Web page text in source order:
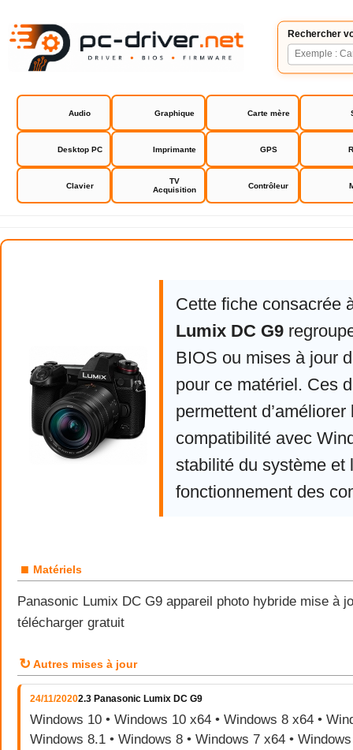
Rechercher
Audio Graphique Carte mère
Desktop PC Imprimante GPS
Clavier
TV
Acquisition
Contrôleur
Panasonic Lumix DC G9
Cette fiche consacrée
Lumix DC G9
BIOS ou mises à jour
pour ce matériel. Ces
permettent d’améliorer
compatibilité avec
stabilité du système et
fonctionnement des
■ Matériels
Panasonic Lumix DC G9 appareil photo hybride mise à
télécharger gratuit
↻ Autres mises à jour
24/11/20202.3 Panasonic Lumix DC G9
Windows 10 • Windows 10 x64 • Windows 8 x64 •
Windows 8.1 • Windows 8 • Windows 7 x64 •